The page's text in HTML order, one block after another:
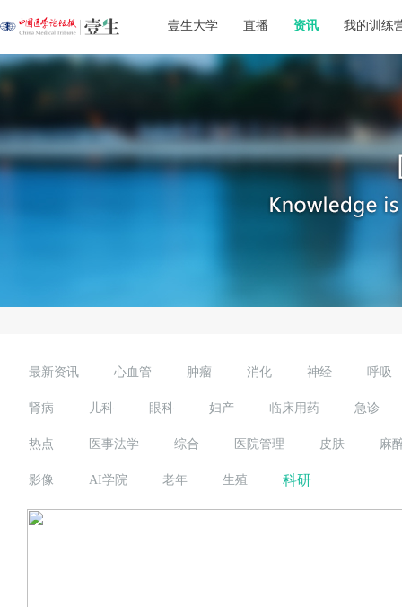
壹生大学 直播 资讯 我的训练
最新资讯 心血管 肿瘤 消化 神经 呼吸
肾病 儿科 眼科 妇产 临床用药 急诊
热点 医事法学 综合 医院管理 皮肤 麻
影像 AI学院 老年 生殖 科研